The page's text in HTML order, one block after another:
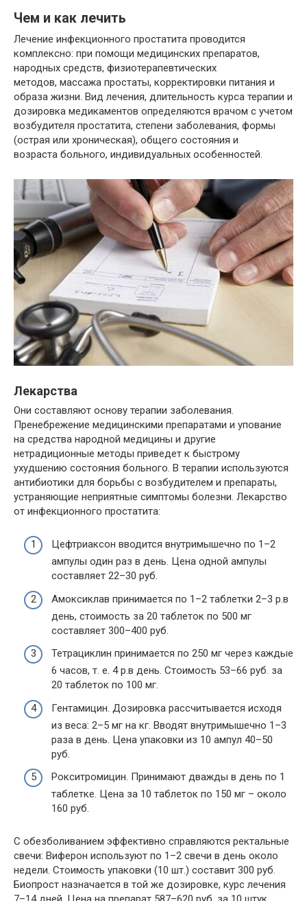
Чем и как лечить
Лечение инфекционного простатита проводится
комплексно: при помощи медицинских препаратов,
народных средств, физиотерапевтических
методов, массажа простаты, корректировки питания и
образа жизни. Вид лечения, длительность курса терапии и
дозировка медикаментов определяются врачом с учетом
возбудителя простатита, степени заболевания, формы
(острая или хроническая), общего состояния и
возраста больного, индивидуальных особенностей.
Лекарства
Они составляют основу терапии заболевания.
Пренебрежение медицинскими препаратами и упование
на средства народной медицины и другие
нетрадиционные методы приведет к быстрому
ухудшению состояния больного. В терапии используются
антибиотики для борьбы с возбудителем и препараты,
устраняющие неприятные симптомы болезни. Лекарство
от инфекционного простатита:
Цефтриаксон вводится внутримышечно по 1–2
ампулы один раз в день. Цена одной ампулы
составляет 22–30 руб.
Амоксиклав принимается по 1–2 таблетки 2–3 р.в
день, стоимость за 20 таблеток по 500 мг
составляет 300–400 руб.
Тетрациклин принимается по 250 мг через каждые
6 часов, т. е. 4 р.в день. Стоимость 53–66 руб. за
20 таблеток по 100 мг.
Гентамицин. Дозировка рассчитывается исходя
из веса: 2–5 мг на кг. Вводят внутримышечно 1–3
раза в день. Цена упаковки из 10 ампул 40–50
руб.
Рокситромицин. Принимают дважды в день по 1
таблетке. Цена за 10 таблеток по 150 мг – около
160 руб.
С обезболиванием эффективно справляются ректальные
свечи: Виферон используют по 1–2 свечи в день около
недели. Стоимость упаковки (10 шт.) составит 300 руб.
Биопрост назначается в той же дозировке, курс лечения